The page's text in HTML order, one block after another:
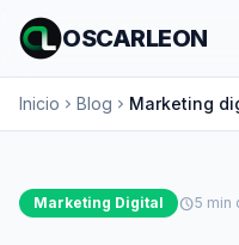
OSCARLEON
Inicio chevron_right Blog chevron_right Marketing
Marketing Digital schedule5 min